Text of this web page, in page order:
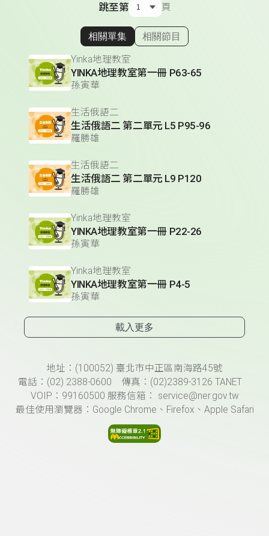
跳至第 頁
顯示相關單集
相關單集 相關節目
Yinka地理教室
YINKA地理教室第一冊 P63-65
孫寅華
生活俄語二
生活俄語二 第二單元 L5 P95-96
羅勝雄
生活俄語二
生活俄語二 第二單元 L9 P120
羅勝雄
Yinka地理教室
YINKA地理教室第一冊 P22-26
孫寅華
Yinka地理教室
YINKA地理教室第一冊 P4-5
孫寅華
載入更多
頁尾資訊地址：(100052) 臺北市中正區南海路45號
電話：(02) 2388-0600 傳真：(02)2389-3126 TANET
VOIP：99160500 服務信箱： service@ner.gov.tw
最佳使用瀏覽器：Google Chrome、Firefox、Apple Safari